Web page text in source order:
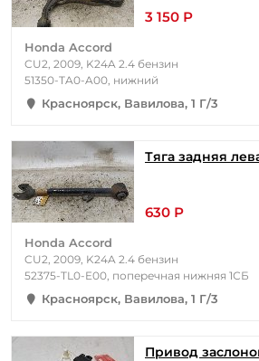
3 150 Р
Honda Accord
CU2, 2009, K24A 2.4 бензин
51350-TA0-A00, нижний
Красноярск, Вавилова, 1 Г/3
Тяга задняя
630 Р
Honda Accord
CU2, 2009, K24A 2.4 бензин
52375-TL0-E00, поперечная нижняя 1СБ
Красноярск, Вавилова, 1 Г/3
Привод